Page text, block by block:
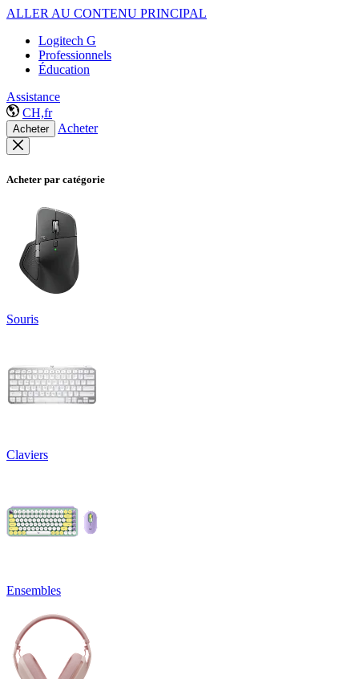
ALLER AU CONTENU PRINCIPAL
Logitech G
Professionnels
Éducation
Assistance
CH,fr
Acheter Acheter
Acheter par catégorie
Souris
Claviers
Ensembles